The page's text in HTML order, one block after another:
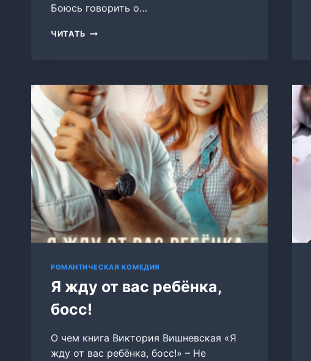
Боюсь говорить о…
ЧИТАТЬ ДВОЙНЯШКИ
ТРЕБУЮ
РАЗВОД!
РОМАНТИЧЕСКАЯ КОМЕДИЯ
Я жду от вас ребёнка,
босс!
О чем книга Виктория Вишневская «Я
жду от вас ребёнка, босс!» – Не